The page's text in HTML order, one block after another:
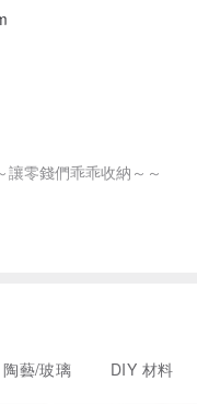
零錢們乖乖收納～～
，也會因擺放角度與光線
藝/玻璃 DIY 材料